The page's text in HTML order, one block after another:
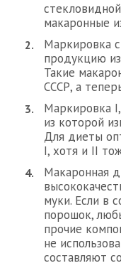
макаронные
Маркировка
продукцию
Такие
СССР, а
Маркировка
из которой
Для диеты
I, хотя и II
Макаронная
муки. Если в
порошок,
прочие
не
составляют